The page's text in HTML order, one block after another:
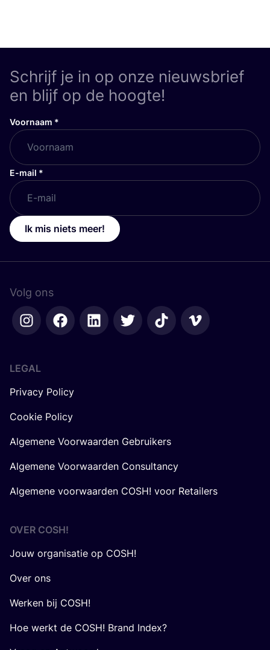
Schrijf je in op onze nieuwsbrief
en blijf op de hoogte!
Voornaam *
E-mail *
Ik mis niets meer!
Volg ons
LEGAL
Privacy Policy
Cookie Policy
Algemene Voorwaarden Gebruikers
Algemene Voorwaarden Consultancy
Algemene voorwaarden COSH! voor Retailers
OVER COSH!
Jouw organisatie op COSH!
Over ons
Werken bij COSH!
Hoe werkt de COSH! Brand Index?